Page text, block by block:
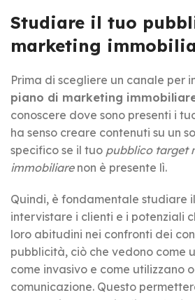
Studiare il tuo
marketing
Prima di scegliere un canale per
piano di marketing
conoscere dove sono presenti i
ha senso creare contenuti su un
specifico se il tuo pubblico target
immobiliarenon è presente lì.
Quindi, è fondamentale studiare
intervistare i clienti e i potenziali
loro abitudini nei confronti dei
pubblicità, ciò che vedono come
come invasivo e come utilizzano
comunicazione. Questo